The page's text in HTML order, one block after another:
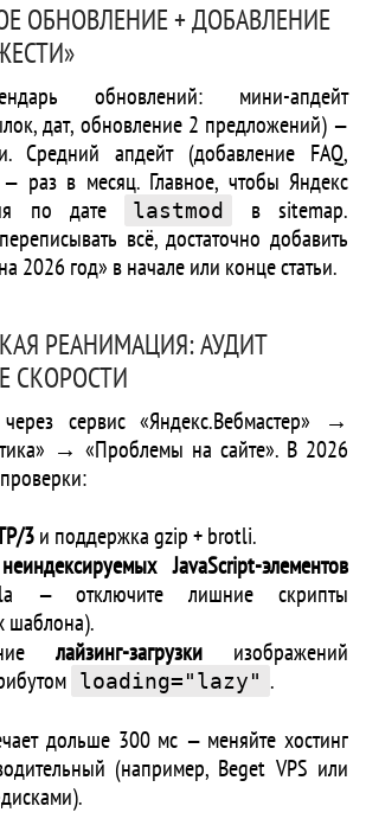
ОБНОВЛЕНИЕ + ДОБАВЛЕНИЕ
обновлений: мини-апдейт
дат, обновление 2 предложений) —
Средний апдейт (добавление FAQ,
раз в месяц. Главное, чтобы Яндекс
по дате
lastmod
в sitemap.
всё, достаточно добавить
2026 год» в начале или конце статьи.
РЕАНИМАЦИЯ: АУДИТ
СКОРОСТИ
сервис «Яндекс.Вебмастер» →
→ «Проблемы на сайте». В 2026
3и поддержка gzip + brotli.
неиндексируемых JavaScript-элементов
— отключите лишние скрипты
шаблона).
лайзинг-загрузки изображений
loading="lazy" .
дольше 300 мс — меняйте хостинг
(например, Beget VPS или